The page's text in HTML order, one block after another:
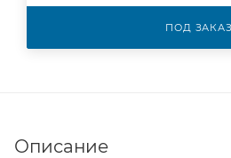
ПОД ЗАКАЗ
Описание